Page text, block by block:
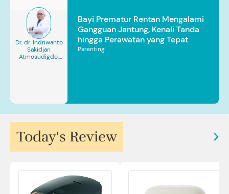
Dr. dr. Indriwanto
Sakidjan
Atmosudigdo,
Bayi Prematur Rentan Mengalami
Gangguan Jantung, Kenali Tanda
hingga Perawatan yang Tepat
Parenting
Today's Review